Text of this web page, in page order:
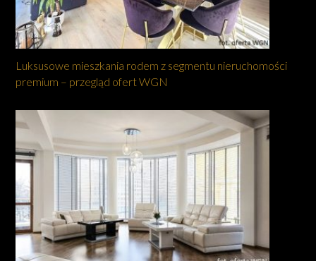
Luksusowe mieszkania rodem z segmentu nieruchomości
premium – przegląd ofert WGN